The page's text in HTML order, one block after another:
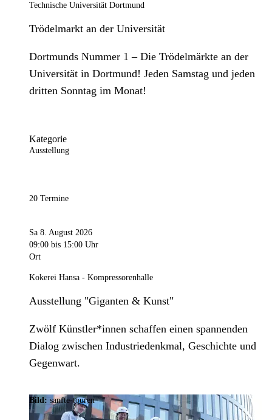
Technische Universität Dortmund
Trödelmarkt an der Universität
Dortmunds Nummer 1 – Die Trödelmärkte an der
Universität in Dortmund! Jeden Samstag und jeden
dritten Sonntag im Monat!
Kategorie
Ausstellung
20 Termine
Sa 8. August 2026
09:00 bis 15:00 Uhr
Ort
Kokerei Hansa - Kompressorenhalle
Ausstellung "Giganten & Kunst"
Zwölf Künstler*innen schaffen einen spannenden
Dialog zwischen Industriedenkmal, Geschichte und
Gegenwart.
Bild: sanfte-touren